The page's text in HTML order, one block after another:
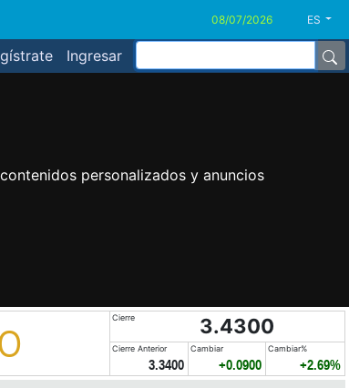
personalizados y anuncios
ES
Ingresar
Cierre 3.4300
Cierre Anterior
3.3400
Cambiar
+0.0900
Cambiar%
+2.69%